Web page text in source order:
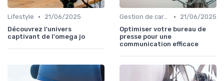
Lifestyle •
21/06/2025
Découvrez l'univers
captivant de l'omega jo
Gestion de carrière en relation presse •
21/06/2025
Optimiser votre bureau de
presse pour une
communication efficace